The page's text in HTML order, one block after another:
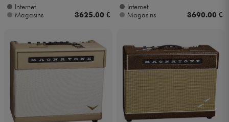
Internet
Magasins
3625.00 €
Internet
Magasins
3690.00 €